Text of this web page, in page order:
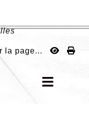
la page...